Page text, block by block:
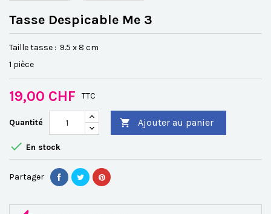
Tasse Despicable Me 3
Taille tasse : 9.5 x 8 cm
1 pièce
19,00 CHF TTC
Quantité  Ajouter au panier
 En stock
Partager